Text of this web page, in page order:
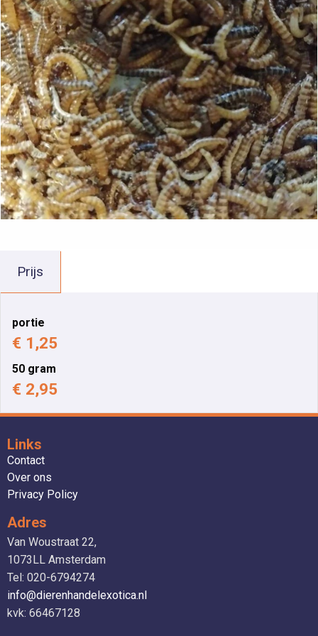
Prijs
portie
€ 1,25
50 gram
€ 2,95
Links
Contact
Over ons
Privacy Policy
Adres
Van Woustraat 22,
1073LL Amsterdam
Tel: 020-6794274
info@dierenhandelexotica.nl
kvk: 66467128